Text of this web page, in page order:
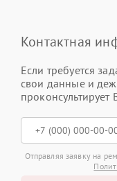
Контактная
Если требуется
свои данные и
проконсультирует
Отправляя заявку на